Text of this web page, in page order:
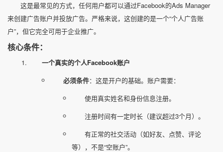
这是最常见的方式，任何用户都可以通过Facebook的Ads Manager
来创建广告账户并投放广告。严格来说，这创建的是一个“个人广告账
户”，但它完全可用于企业推广。
核心条件：
一个真实的个人Facebook账户
必须条件：这是开户的基础。账户需要：
使用真实姓名和身份信息注册。
注册时间有一定时长（建议超过3个月）。
有正常的社交活动（如好友、点赞、评论
等），不是“空账户”。